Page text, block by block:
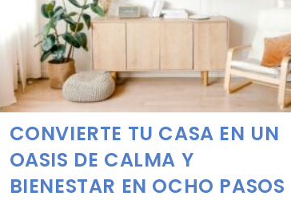
CONVIERTE TU CASA EN UN
OASIS DE CALMA Y
BIENESTAR EN OCHO PASOS